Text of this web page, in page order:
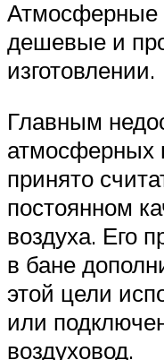
Атмосферные
дешевые и
изготовлении.
Главным
атмосферных
принято
постоянном
воздуха. Его
в бане
этой цели
или
воздуховод.